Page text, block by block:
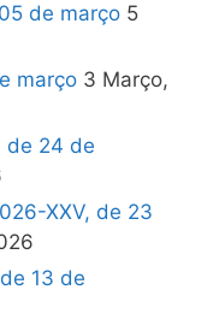
de março 5
março 3 Março,
de 24 de
XXV, de 23
13 de